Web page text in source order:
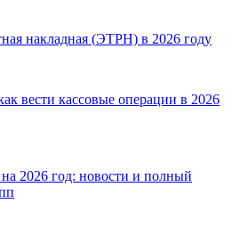
накладная (ЭТРН) в 2026 году
вести кассовые операции в 2026
2026 год: новости и полный